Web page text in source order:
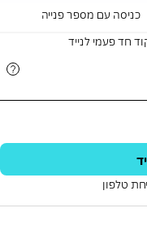
כניסה עם מספר פנייה
חד פעמי לנייד
טלפון